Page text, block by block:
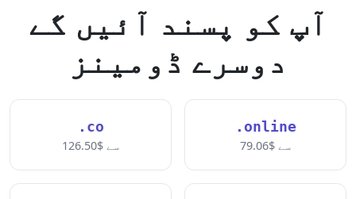
آپ کو پسند آئیں گے
دوسرے ڈومینز
.co
سے $126.50
.online
سے $79.06